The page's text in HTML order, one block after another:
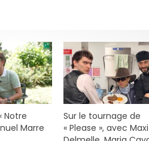
Notre
Marre
Sur le tournage de
« Please », avec Maxi